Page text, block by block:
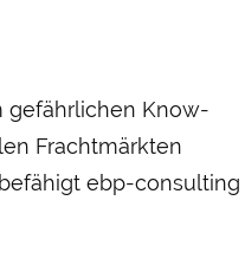
gefährlichen Know-
Fracht­märkten
ebp-consulting